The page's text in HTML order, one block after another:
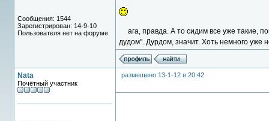
Сообщения: 1544
Зарегистрирован: 14-9-10
Пользователя нет на форуме
ага, правда. А то сидим все уже такие,
дудом". Дурдом, значит. Хоть немного уже
Nata
Почётный участник
размещено 13-1-12 в 20:42